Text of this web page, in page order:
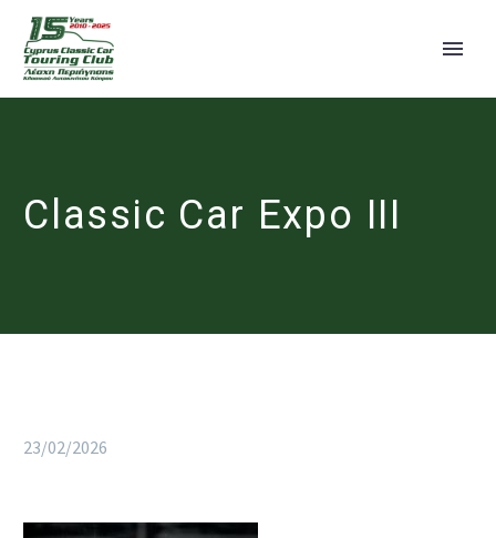
Classic Car Expo III
23/02/2026